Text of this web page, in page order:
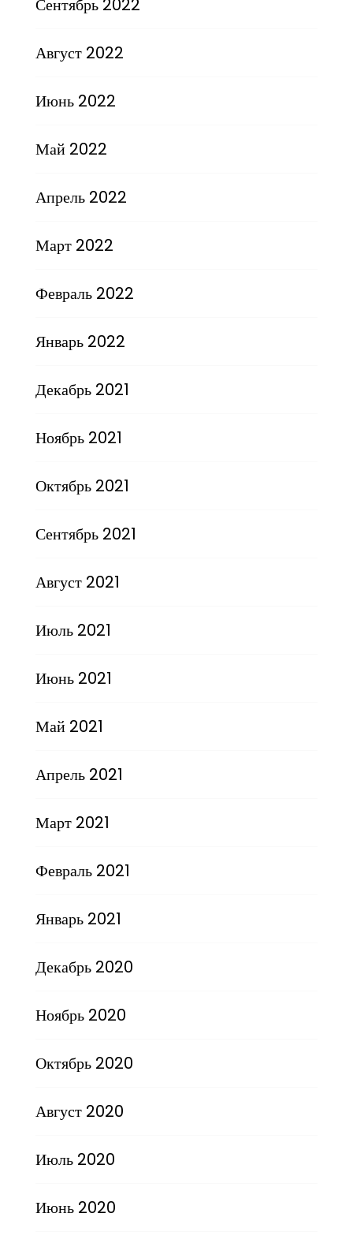
Сентябрь 2022
Август 2022
Июнь 2022
Май 2022
Апрель 2022
Март 2022
Февраль 2022
Январь 2022
Декабрь 2021
Ноябрь 2021
Октябрь 2021
Сентябрь 2021
Август 2021
Июль 2021
Июнь 2021
Май 2021
Апрель 2021
Март 2021
Февраль 2021
Январь 2021
Декабрь 2020
Ноябрь 2020
Октябрь 2020
Август 2020
Июль 2020
Июнь 2020